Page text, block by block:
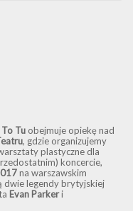
Tu obejmuje opiekę nad
, gdzie organizujemy
plastyczne dla
koncercie,
na warszawskim
dwie legendy brytyjskiej
Evan Parkeri